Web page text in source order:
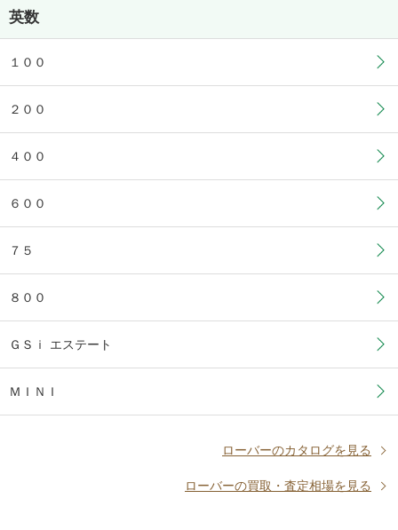
英数
１００
２００
４００
６００
７５
８００
ＧＳｉ エステート
ＭＩＮＩ
ローバーのカタログを見る
ローバーの買取・査定相場を見る